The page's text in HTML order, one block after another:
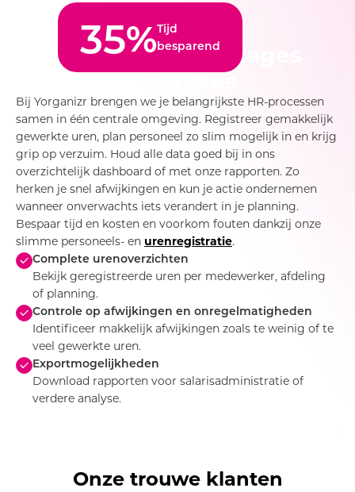
35%Tijd
besparend
Uitgebreide rapportages
voor elk HR-proces
Bij Yorganizr brengen we je belangrijkste HR-processen
samen in één centrale omgeving. Registreer gemakkelijk
gewerkte uren, plan personeel zo slim mogelijk in en krijg
grip op verzuim. Houd alle data goed bij in ons
overzichtelijk dashboard of met onze rapporten. Zo
herken je snel afwijkingen en kun je actie ondernemen
wanneer onverwachts iets verandert in je planning.
Bespaar tijd en kosten en voorkom fouten dankzij onze
slimme personeels- en urenregistratie.
Complete urenoverzichten
Bekijk geregistreerde uren per medewerker, afdeling
of planning.
Controle op afwijkingen en onregelmatigheden
Identificeer makkelijk afwijkingen zoals te weinig of te
veel gewerkte uren.
Exportmogelijkheden
Download rapporten voor salarisadministratie of
verdere analyse.
Onze trouwe klanten